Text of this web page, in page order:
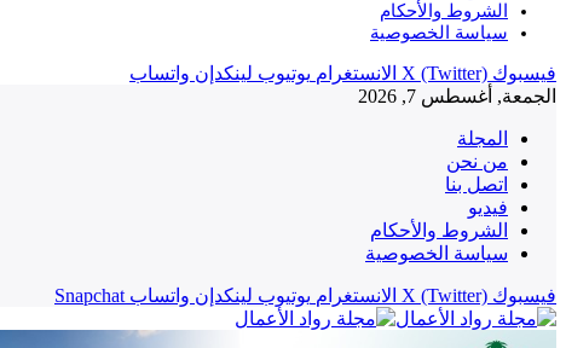
الشروط والأحكام
سياسة الخصوصية
فيسبوك X (Twitter) الانستغرام يوتيوب لينكدإن واتساب
الجمعة, أغسطس 7, 2026
المجلة
من نحن
اتصل بنا
فيديو
الشروط والأحكام
سياسة الخصوصية
فيسبوك X (Twitter) الانستغرام يوتيوب لينكدإن واتساب Snapchat